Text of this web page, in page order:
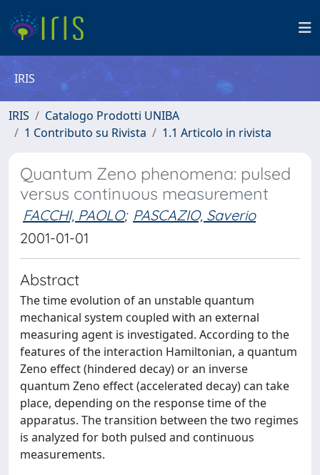
IRIS
IRIS
Catalogo Prodotti UNIBA
1 Contributo su Rivista
1.1 Articolo in rivista
Quantum Zeno phenomena: pulsed
versus continuous measurement
FACCHI, PAOLO; PASCAZIO, Saverio
2001-01-01
Abstract
The time evolution of an unstable quantum
mechanical system coupled with an external
measuring agent is investigated. According to the
features of the interaction Hamiltonian, a quantum
Zeno effect (hindered decay) or an inverse
quantum Zeno effect (accelerated decay) can take
place, depending on the response time of the
apparatus. The transition between the two regimes
is analyzed for both pulsed and continuous
measurements.